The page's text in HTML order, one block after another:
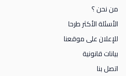
من نحن ؟
الأسئلة الأكثر طرحا
للإعلان على موقعنا
بيانات قانونية
اتصل بنا